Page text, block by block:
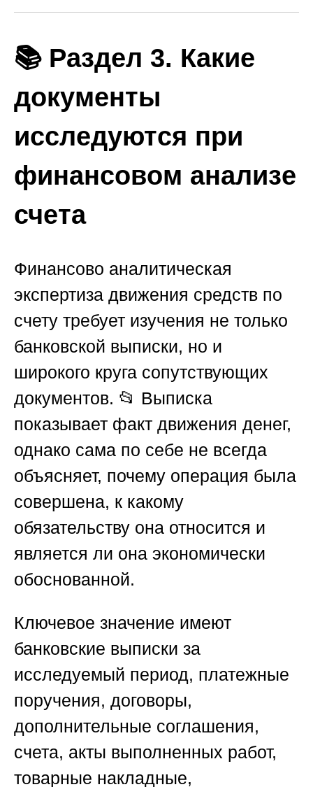
📚 Раздел 3. Какие
документы
исследуются при
финансовом анализе
счета
Финансово аналитическая
экспертиза движения средств по
счету требует изучения не только
банковской выписки, но и
широкого круга сопутствующих
документов. 📂 Выписка
показывает факт движения денег,
однако сама по себе не всегда
объясняет, почему операция была
совершена, к какому
обязательству она относится и
является ли она экономически
обоснованной.
Ключевое значение имеют
банковские выписки за
исследуемый период, платежные
поручения, договоры,
дополнительные соглашения,
счета, акты выполненных работ,
товарные накладные,